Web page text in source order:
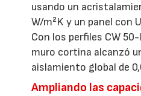
usando un
W/m²K y un panel con
Con los perfiles CW
muro cortina alcanzó
aislamiento global de
Ampliando las